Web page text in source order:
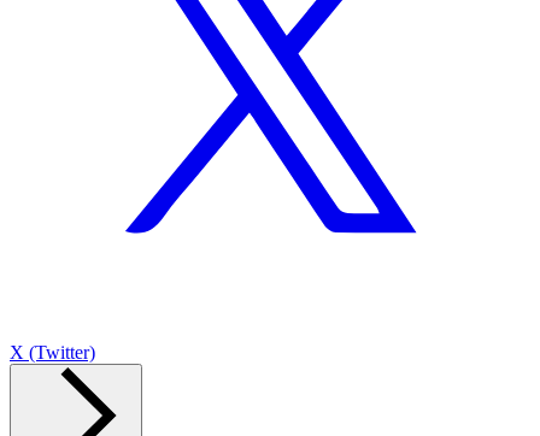
X (Twitter)